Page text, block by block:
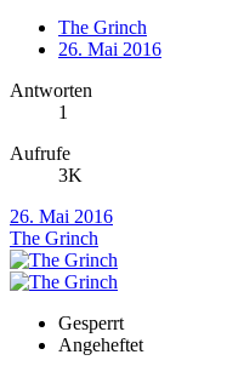
The Grinch
26. Mai 2016
Antworten
1
Aufrufe
3K
26. Mai 2016
The Grinch
Gesperrt
Angeheftet